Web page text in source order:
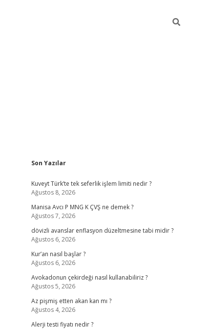
Sidebar
Son Yazılar
Kuveyt Türk’te tek seferlik işlem limiti nedir ?
Ağustos 8, 2026
Manisa Avcı P MNG K ÇVŞ ne demek ?
Ağustos 7, 2026
dövizli avanslar enflasyon düzeltmesine tabi midir ?
Ağustos 6, 2026
Kur’an nasıl başlar ?
Ağustos 6, 2026
Avokadonun çekirdeği nasıl kullanabiliriz ?
Ağustos 5, 2026
Az pişmiş etten akan kan mı ?
Ağustos 4, 2026
Alerji testi fiyatı nedir ?